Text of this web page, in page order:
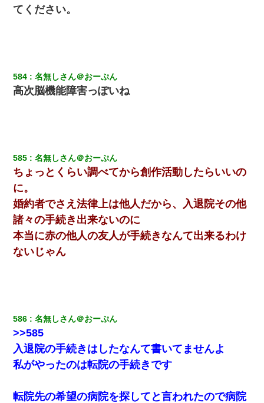
てください。
584 名無しさん＠おーぷん
高次脳機能障害っぽいね
585 名無しさん＠おーぷん
ちょっとくらい調べてから創作活動したらいいの
に。
婚約者でさえ法律上は他人だから、入退院その他
諸々の手続き出来ないのに
本当に赤の他人の友人が手続きなんて出来るわけ
ないじゃん
586 名無しさん＠おーぷん
>>585
入退院の手続きはしたなんて書いてませんよ
私がやったのは転院の手続きです
転院先の希望の病院を探してと言われたので病院